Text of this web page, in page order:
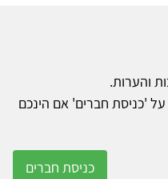
והערות.
על 'כניסת חברים' אם הינכם
כניסת חברים